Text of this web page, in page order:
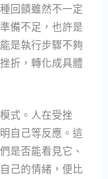
回饋雖然不一定
備不足，也許是
是執行步驟不夠
折，轉化成具體
式。人在受挫
自己等反應。這
是否能看見它、
己的情緒，便比